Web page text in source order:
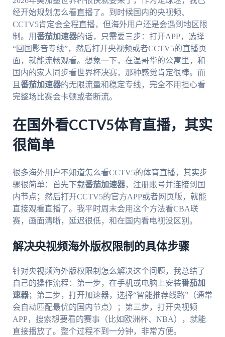
经开始规划怎么看直播了。到时候国内的央视频、
CCTV5肯定会全程直播，但海外用户还是会遇到地区限
制。用番茄加速器的话，只需要三步：打开APP，选择
“回国影音专线”，然后打开央视频或者CCTV5的直播页
面，就能流畅观看。想象一下，在温哥华的公寓里，和
国内的家人同步看世界杯决赛，那种感觉肯定很棒。而
且 番茄加速器的无限流量和稳定专线，完全不用担心看
完整场比赛会卡顿或者断流。
在国外看CCTV5体育直播，其实
很简单
很多海外用户不知道怎么看CCTV5的体育直播，其实步
骤很简单：首先下载番茄加速器，注册账号并连接到国
内节点；然后打开CCTV5的官方APP或者网页版，就能
直接观看直播了。我平时周末会用这个方法看CBA联
赛，画面清晰，延迟很低，和在国内看电视没区别。
解决央视频海外版权限制的具体步骤
针对央视频海外版权限制怎么解决这个问题，我总结了
自己的操作流程：第一步，在手机或电脑上安装番茄加
速器；第二步，打开加速器，选择“智能推荐线路”（通常
会自动匹配最优的国内节点）；第三步，打开央视频
APP，搜索想要看的赛事（比如欧洲杯、NBA），就能
直接播放了。整个过程不到一分钟，非常方便。